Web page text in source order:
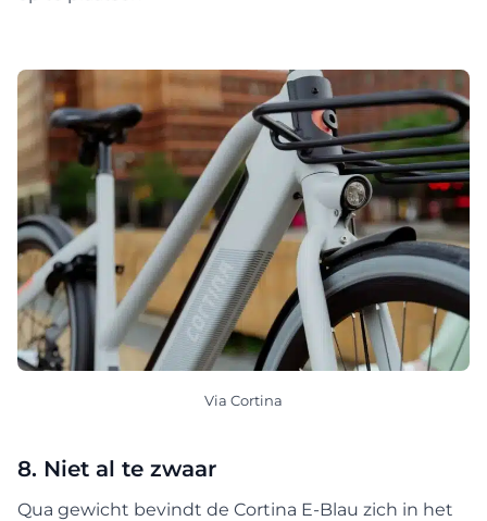
Via Cortina
8. Niet al te zwaar
Qua gewicht bevindt de Cortina E-Blau zich in het